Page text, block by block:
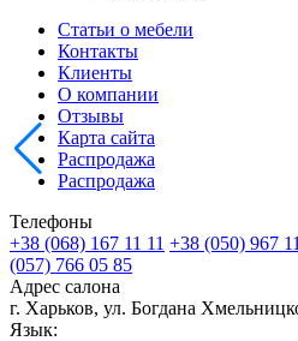
Статьи о мебели
Контакты
Клиенты
О компании
Отзывы
Карта сайта
Распродажа
Распродажа
Телефоны
+38 (068) 167 11 11 +38 (050) 967
(057) 766 05 85
Адрес салона
г. Харьков, ул. Богдана
Язык: